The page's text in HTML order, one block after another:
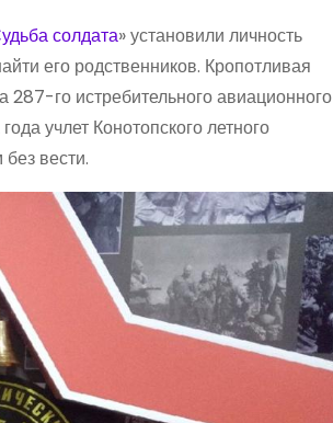
солдата» установили личность
его родственников. Кропотливая
го истребительного авиационного
учлет Конотопского летного
вести.